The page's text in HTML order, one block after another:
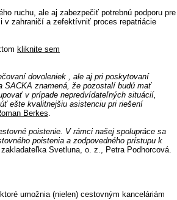
ruchu, ale aj zabezpečiť potrebnú podporu pre
zahraničí a zefektívniť proces repatriácie
kliknite sem
dovoleniek , ale aj pri poskytovaní
SACKA znamená, že pozostalí budú mať
v prípade nepredvídateľných situácií,
ešte kvalitnejšiu asistenciu pri riešení
Berkes.
poistenie. V rámci našej spolupráce sa
poistenia a zodpovedného prístupu k
Svetluna, o. z., Petra Podhorcová.
umožnia (nielen) cestovným kanceláriám